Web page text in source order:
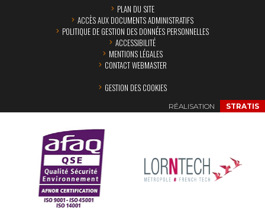
PLAN DU SITE
ACCÈS AUX DOCUMENTS ADMINISTRATIFS
POLITIQUE DE GESTION DES DONNÉES PERSONNELLES
ACCESSIBILITÉ
MENTIONS LÉGALES
CONTACT WEBMASTER
GESTION DES COOKIES
RÉALISATION STRATIS